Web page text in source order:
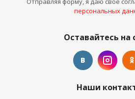
персональных
Оставайтесь на
Наши